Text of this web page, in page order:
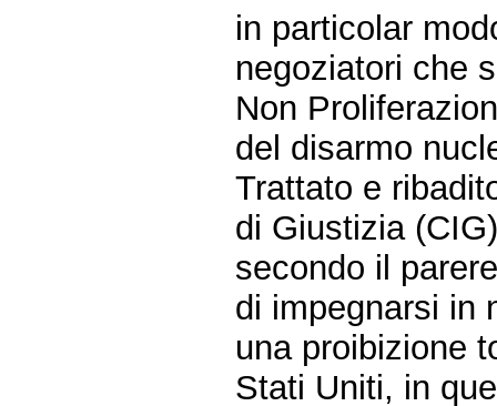
in particolar
negoziatori che
Non
del disarmo
Trattato e
di Giustizia
secondo il
di impegnarsi in
una proibizione
Stati Uniti, in